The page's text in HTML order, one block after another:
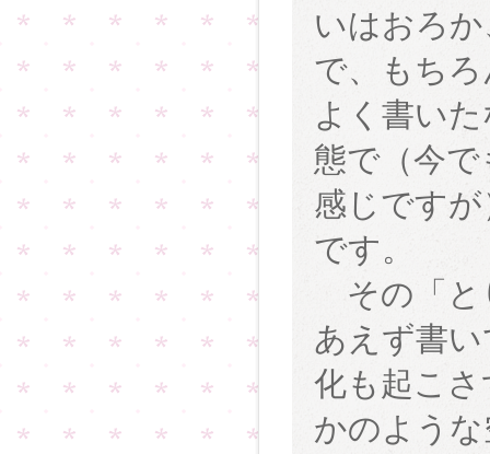
いはおろ
で、もち
よく書い
態で（今
感じです
です。
その「と
あえず書
化も起こ
かのよう